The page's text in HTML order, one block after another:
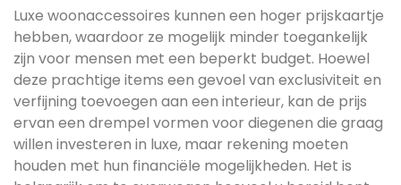
Luxe woonaccessoires kunnen een hoger prijskaartje
hebben, waardoor ze mogelijk minder toegankelijk
zijn voor mensen met een beperkt budget. Hoewel
deze prachtige items een gevoel van exclusiviteit en
verfijning toevoegen aan een interieur, kan de prijs
ervan een drempel vormen voor diegenen die graag
willen investeren in luxe, maar rekening moeten
houden met hun financiële mogelijkheden. Het is